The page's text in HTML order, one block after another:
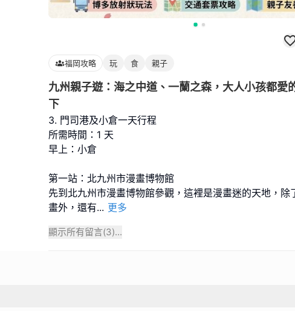
福岡攻略 玩 食 親子
九州親子遊：海之中道、一蘭之森，大人小孩都愛
下
3. 門司港及小倉一天行程
所需時間：1 天
早上：小倉
第一站：北九州市漫畫博物館
先到北九州市漫畫博物館參觀，這裡是漫畫迷的天地，除
畫外，還有... 更多
顯示所有留言(3)...